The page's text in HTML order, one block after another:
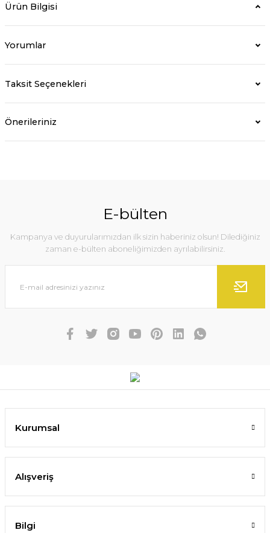
Ürün Bilgisi
Yorumlar
Taksit Seçenekleri
Önerileriniz
E-bülten
Kampanya ve duyurularımızdan ilk sizin haberiniz olsun! Dilediğiniz
zaman e-bülten aboneliğimizden ayrılabilirsiniz.
Kurumsal
Alışveriş
Bilgi